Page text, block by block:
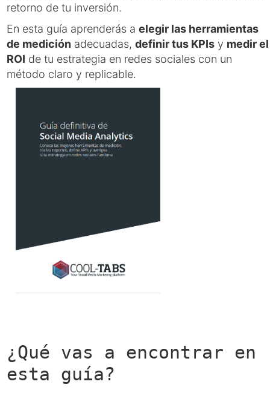
retorno de tu inversión.
En esta guía aprenderás aelegir las herramientas
de medición adecuadas,definir tus KPIs y medir el
ROI de tu estrategia en redes sociales con un
método claro y replicable.
¿Qué vas a encontrar en
esta guía?